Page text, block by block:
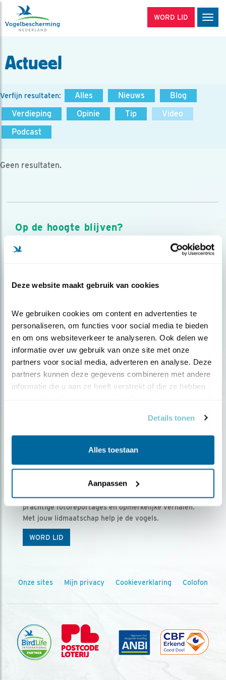
Deze website maakt gebruik van cookies
We gebruiken cookies om content en advertenties te
personaliseren, om functies voor social media te bieden
en om ons websiteverkeer te analyseren. Ook delen we
informatie over uw gebruik van onze site met onze
partners voor social media, adverteren en analyse. Deze
partners kunnen deze gegevens combineren met andere
informatie die u aan ze heeft verstrekt of die ze hebben
Details tonen
Alles toestaan
Aanpassen
WORD LID
Actueel
Verfijn resultaten: Alles Nieuws
Blog
Verdieping
Opinie Tip
Video
Podcast
Geen resultaten.
Op de hoogte blijven?
Meld je aan en ontvang nieuws, inspiratie, acties en tips
over vogels en activiteiten van Vogelbescherming.
Ontvang 5 x Vogels voor € 36,00 per jaar
Vogels is het tijdschrift voor onze leden, met
prachtige fotoreportages en opmerkelijke verhalen.
Met jouw lidmaatschap help je de vogels.
WORD LID
Onze sites Mijn privacy Cookieverklaring Colofon